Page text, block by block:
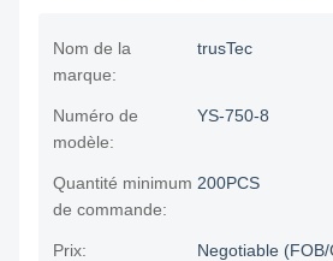
Nom de la
marque:
trusTec
Numéro de
modèle:
YS-750-8
Quantité minimum
de commande:
200PCS
Prix: Negotiable